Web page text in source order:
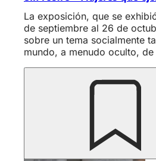
La exposición, que se
de septiembre al 26 de
sobre un tema socialmente
mundo, a menudo oculto,